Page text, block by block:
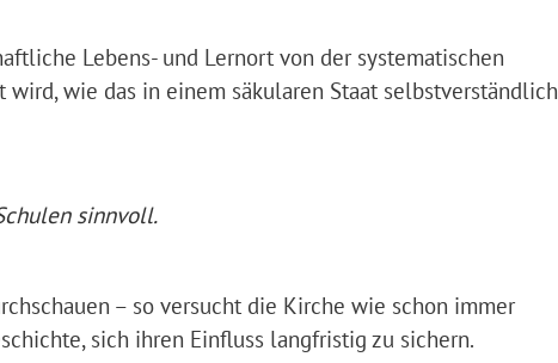
Lebens- und Lernort von der systematischen
wie das in einem säkularen Staat selbstverständlich
sinnvoll.
– so versucht die Kirche wie schon immer
sich ihren Einfluss langfristig zu sichern.